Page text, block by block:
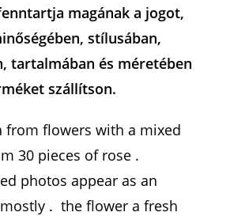
magának a jogot,
stílusában,
tartalmában és méretében
szállítson.
from flowers with a mixed
30 pieces of rose .
photos appear as an
. the flower a fresh